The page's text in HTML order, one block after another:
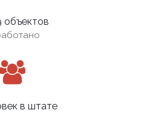
объектов
в штате